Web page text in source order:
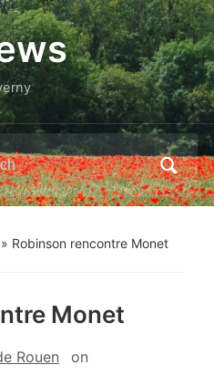
Robinson rencontre Monet
Monet
Rouen on